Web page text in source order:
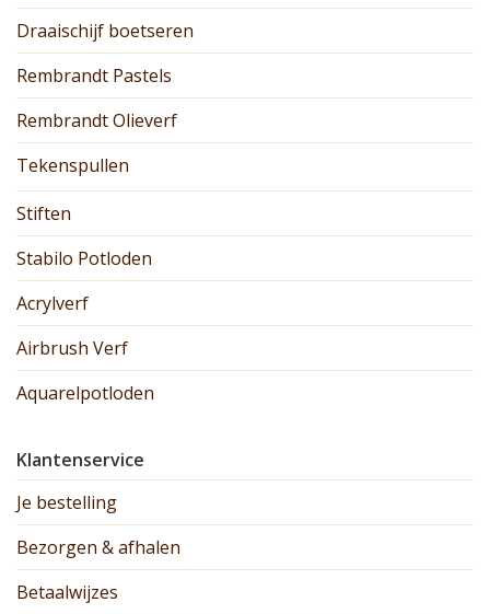
Draaischijf boetseren
Rembrandt Pastels
Rembrandt Olieverf
Tekenspullen
Stiften
Stabilo Potloden
Acrylverf
Airbrush Verf
Aquarelpotloden
Klantenservice
Je bestelling
Bezorgen & afhalen
Betaalwijzes